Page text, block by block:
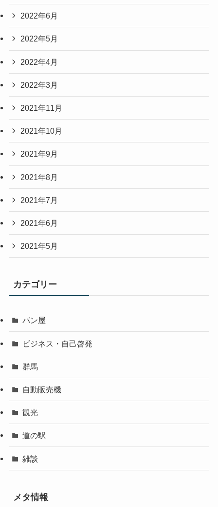
2022年6月
2022年5月
2022年4月
2022年3月
2021年11月
2021年10月
2021年9月
2021年8月
2021年7月
2021年6月
2021年5月
カテゴリー
パン屋
ビジネス・自己啓発
群馬
自動販売機
観光
道の駅
雑談
メタ情報